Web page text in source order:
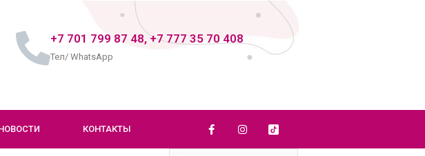
+7 701 799 87 48, +7 777 35 70 408
Тел/ WhatsApp
КОНТАКТЫ